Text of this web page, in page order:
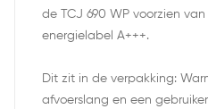
de TCJ 690 WP voorzien
energielabel A+++.
Dit zit in de verpakking:
afvoerslang en een